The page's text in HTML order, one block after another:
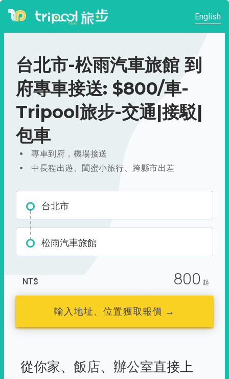
English
台北市-松雨汽車旅館 到
府專車接送: $800/車-
Tripool旅步-交通|接駁|
包車
專車到府，機場接送
中長程出遊、閨蜜小旅行、跨縣市出差
台北市
松雨汽車旅館
NT$ 800 起
輸入地址、位置獲取報價 →
從你家、 飯店、 辦公室直接上